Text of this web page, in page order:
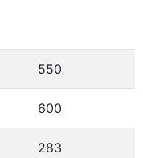
550
600
283